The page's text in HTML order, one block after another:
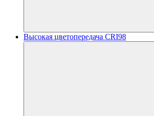
Высокая цветопередача CRI98